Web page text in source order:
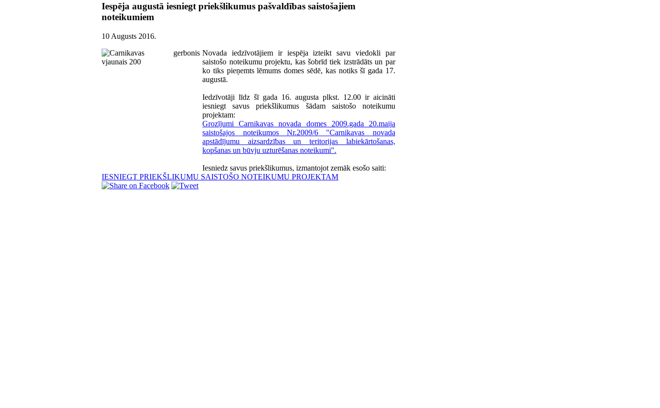
Iespēja augustā iesniegt priekšlikumus pašvaldības saistošajiem
noteikumiem
10 Augusts 2016.
Novada iedzīvotājiem ir iespēja izteikt savu viedokli par
saistošo noteikumu projektu, kas šobrīd tiek izstrādāts un par
ko tiks pieņemts lēmums domes sēdē, kas notiks šī gada 17.
augustā.
Iedzīvotāji līdz šī gada 16. augusta plkst. 12.00 ir aicināti
iesniegt savus priekšlikumus šādam saistošo noteikumu
projektam:
Grozījumi Carnikavas novada domes 2009.gada 20.maija
saistošajos noteikumos Nr.2009/6 "Carnikavas novada
apstādījumu aizsardzības un teritorijas labiekārtošanas,
kopšanas un būvju uzturēšanas noteikumi".
Iesniedz savus priekšlikumus, izmantojot zemāk esošo saiti:
IESNIEGT PRIEKŠLIKUMU SAISTOŠO NOTEIKUMU PROJEKTAM